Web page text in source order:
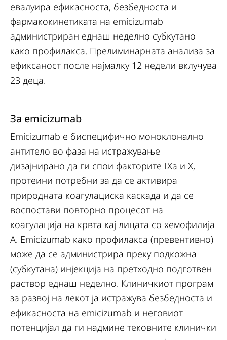
евалуира ефикасноста, безбедноста и
фармакокинетиката на emicizumab
администриран еднаш неделно субкутано
како профилакса. Прелиминарната анализа за
ефиксаност после најмалку 12 недели вклучува
23 деца.
За emicizumab
Emicizumab е биспецифично моноклонално
антитело во фаза на истражување
дизајнирано да ги спои факторите IXa и X,
протеини потребни за да се активира
природната коагулациска каскада и да се
воспостави повторно процесот на
коагулација на крвта кај лицата со хемофилија
А. Emicizumab како профилакса (превентивно)
може да се администрира преку подкожна
(субкутана) инјекција на претходно подготвен
раствор еднаш неделно. Клиничкиот програм
за развој на лекот ја истражува безбедноста и
ефикасноста на еmicizumab и неговиот
потенцијал да ги надмине тековните клинички